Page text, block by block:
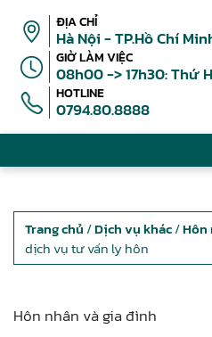
ĐỊA CHỈ
Hà Nội - TP.Hồ Chí
GIỜ LÀM VIỆC
08h00 -> 17h30: Thứ
HOTLINE
0794.80.8888
Trang chủ /Dịch vụ khác/Hôn
dịch vụ tư vấn ly hôn
Hôn nhân và gia đình